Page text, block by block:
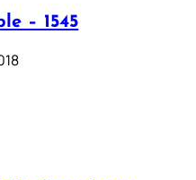
– 1545